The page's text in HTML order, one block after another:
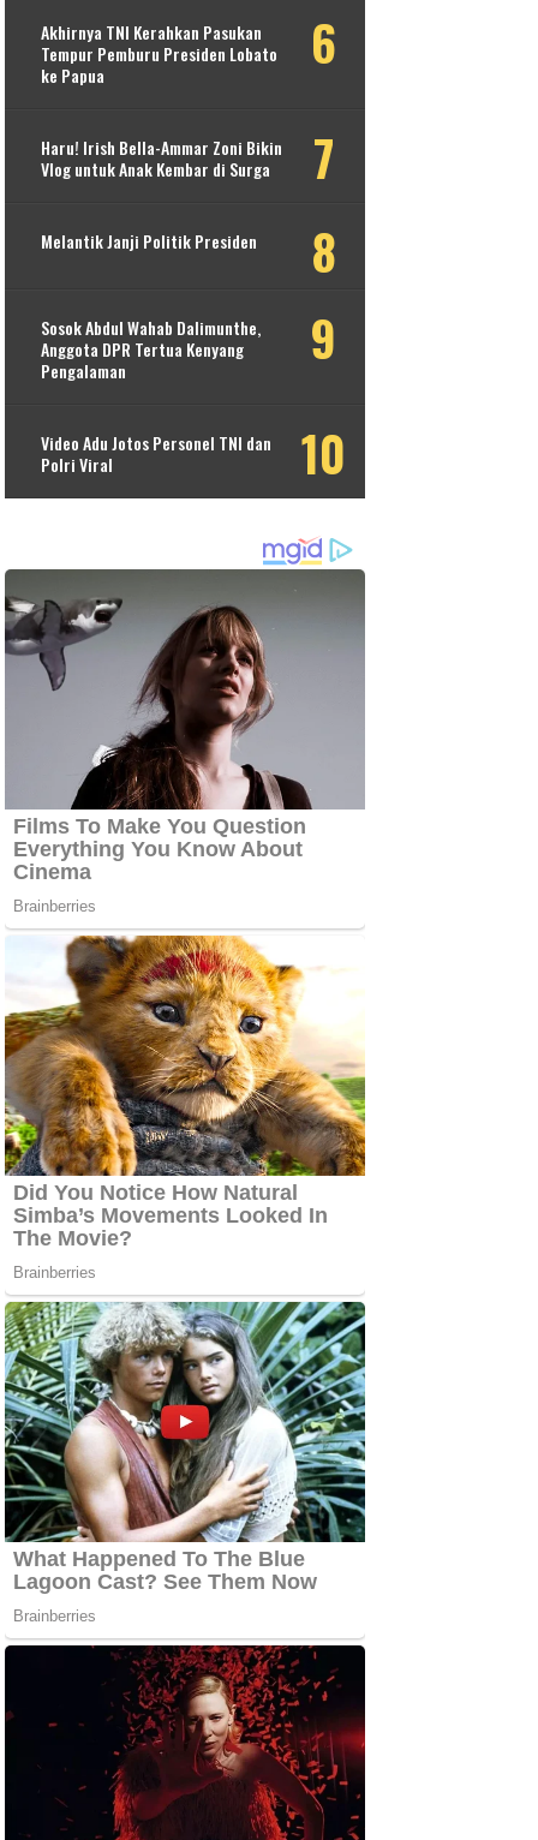
Akhirnya TNI Kerahkan Pasukan
Tempur Pemburu Presiden Lobato
ke Papua
Haru! Irish Bella-Ammar Zoni Bikin
Vlog untuk Anak Kembar di Surga
Melantik Janji Politik Presiden
Sosok Abdul Wahab Dalimunthe,
Anggota DPR Tertua Kenyang
Pengalaman
Video Adu Jotos Personel TNI dan
Polri Viral